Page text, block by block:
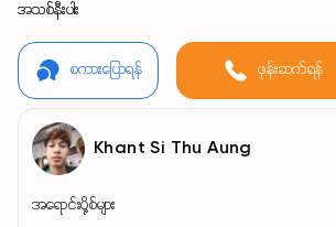
အသစ်နီးပါး
စကားပြောရန် ဖုန်းဆက်ရန်
Khant Si Thu Aung
အရောင်းပို့စ်များ